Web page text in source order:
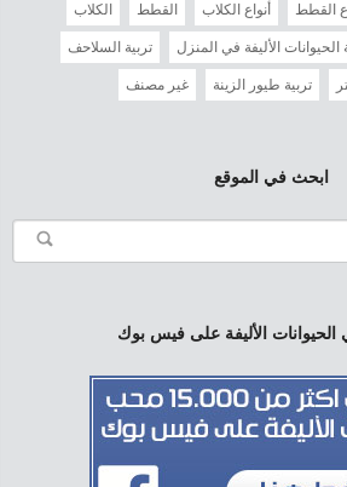
القطط أنواع الكلاب القطط الكلاب
الحيوانات الأليفة في المنزل تربية السلاحف
تربية طيور الزينة غير مصنف
ابحث في الموقع
الحيوانات الأليفة على فيس بوك